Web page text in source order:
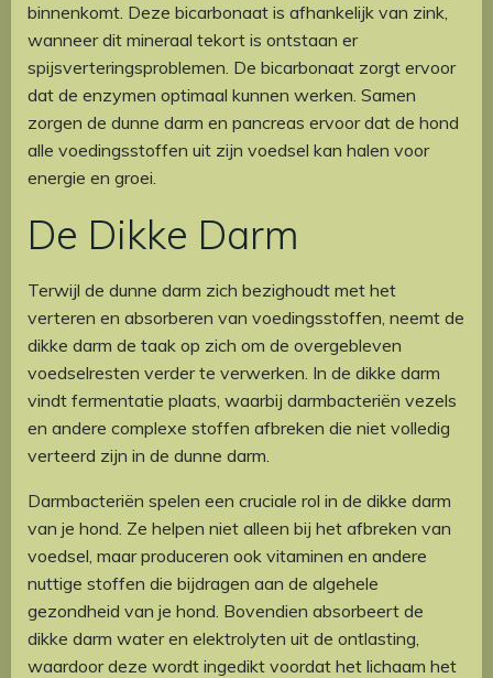
binnenkomt. Deze bicarbonaat is afhankelijk van zink,
wanneer dit mineraal tekort is ontstaan er
spijsverteringsproblemen. De bicarbonaat zorgt ervoor
dat de enzymen optimaal kunnen werken. Samen
zorgen de dunne darm en pancreas ervoor dat de hond
alle voedingsstoffen uit zijn voedsel kan halen voor
energie en groei.
De Dikke Darm
Terwijl de dunne darm zich bezighoudt met het
verteren en absorberen van voedingsstoffen, neemt de
dikke darm de taak op zich om de overgebleven
voedselresten verder te verwerken. In de dikke darm
vindt fermentatie plaats, waarbij darmbacteriën vezels
en andere complexe stoffen afbreken die niet volledig
verteerd zijn in de dunne darm.
Darmbacteriën spelen een cruciale rol in de dikke darm
van je hond. Ze helpen niet alleen bij het afbreken van
voedsel, maar produceren ook vitaminen en andere
nuttige stoffen die bijdragen aan de algehele
gezondheid van je hond. Bovendien absorbeert de
dikke darm water en elektrolyten uit de ontlasting,
waardoor deze wordt ingedikt voordat het lichaam het